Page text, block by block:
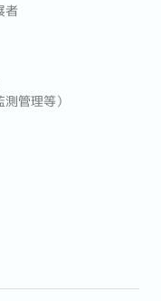
者
管理等）